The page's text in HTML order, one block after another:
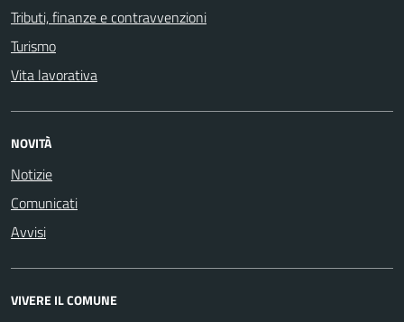
Tributi, finanze e contravvenzioni
Turismo
Vita lavorativa
NOVITÀ
Notizie
Comunicati
Avvisi
VIVERE IL COMUNE